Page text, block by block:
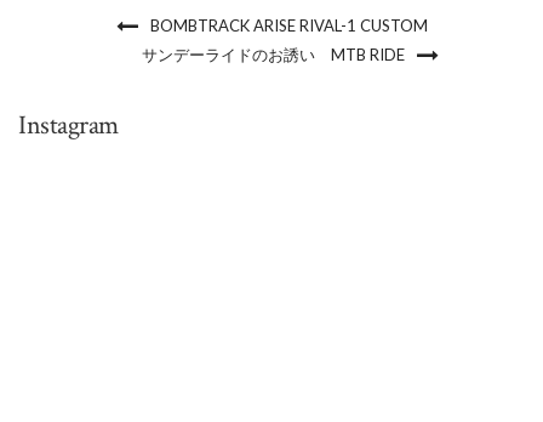
BOMBTRACK ARISE RIVAL-1 CUSTOM
サンデーライドのお誘い MTB RIDE
Instagram